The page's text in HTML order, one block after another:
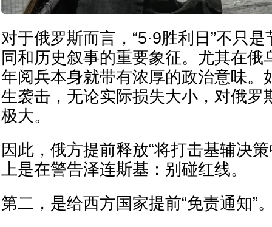
对于俄罗斯而言，“5·9胜利日”不只
同和历史叙事的重要象征。尤其在俄
年阅兵本身就带有浓厚的政治意味。
生袭击，无论实际损失大小，对俄罗
极大。
因此，俄方提前释放“将打击基辅决
上是在警告泽连斯基：别碰红线。
第二，是给西方国家提前“免责通知”